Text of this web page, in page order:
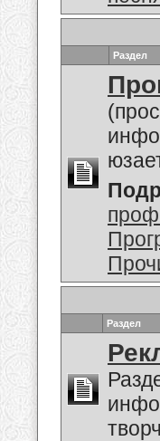
Раздел
Раздел